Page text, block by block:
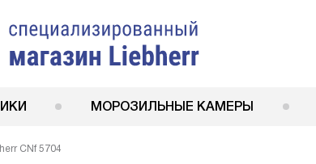
МОРОЗИЛЬНЫЕ КАМЕРЫ
CNf 5704